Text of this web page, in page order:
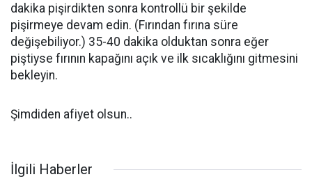
dakika pişirdikten sonra kontrollü bir şekilde
pişirmeye devam edin. (Fırından fırına süre
değişebiliyor.) 35-40 dakika olduktan sonra eğer
piştiyse fırının kapağını açık ve ilk sıcaklığını gitmesini
bekleyin.
Şimdiden afiyet olsun..
İlgili Haberler